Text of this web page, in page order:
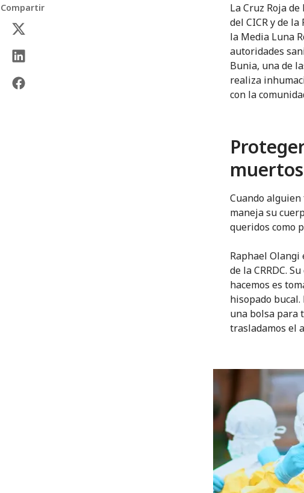
Compartir
La Cruz Roja
del CICR y de
la Media Luna
autoridades
Bunia, una de
realiza
con la
muertos
Cuando
maneja su
queridos como
Raphael
de la CRRDC.
hacemos es
hisopado
una bolsa para
trasladamos el